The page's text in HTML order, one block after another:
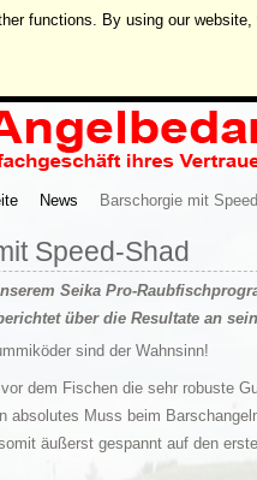
News Barschorgie mit
Speed-Shad
Seika Pro-
über die Resultate an
sind der Wahnsinn!
dem Fischen die sehr robuste
absolutes Muss beim
äußerst gespannt auf den
functions. By using our